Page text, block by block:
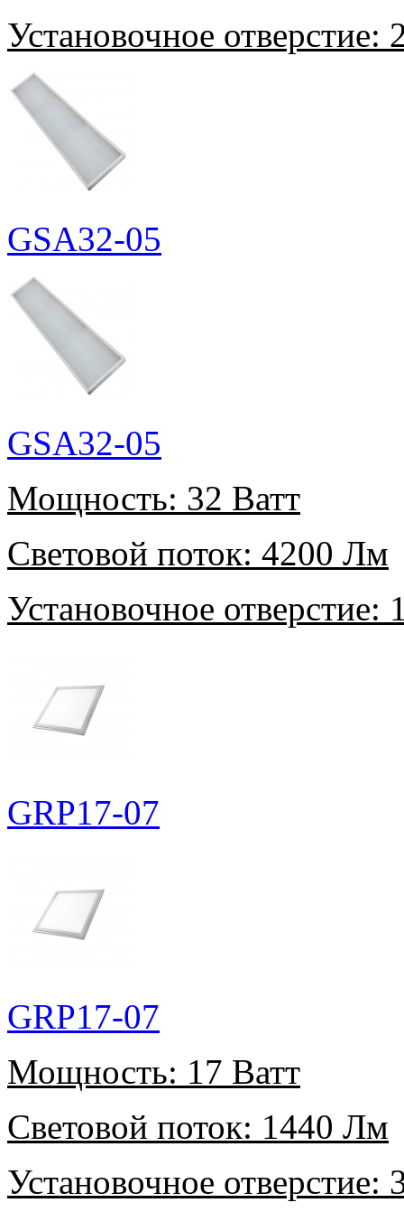
Установочное отверстие:
GSA32-05
GSA32-05
Мощность: 32 Ватт
Световой поток: 4200 Лм
Установочное отверстие:
GRP17-07
GRP17-07
Мощность: 17 Ватт
Световой поток: 1440 Лм
Установочное отверстие: